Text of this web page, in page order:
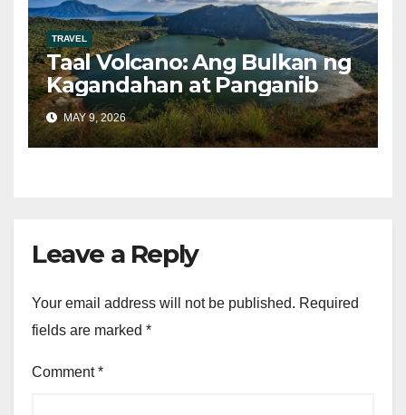
TRAVEL
Taal Volcano: Ang Bulkan ng
Kagandahan at Panganib
MAY 9, 2026
Leave a Reply
Your email address will not be published. Required
fields are marked *
Comment*